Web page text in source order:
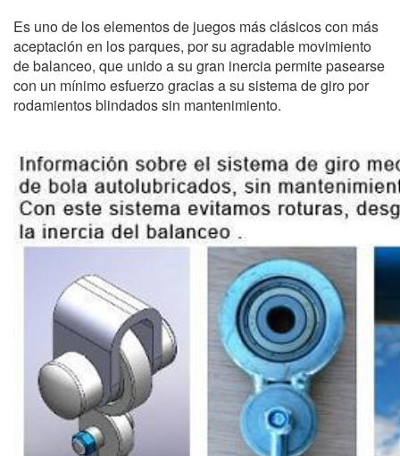
Es uno de los elementos de juegos más clásicos con más
aceptación en los parques, por su agradable movimiento
de balanceo, que unido a su gran inercia permite pasearse
con un mínimo esfuerzo gracias a su sistema de giro por
rodamientos blindados sin mantenimiento.